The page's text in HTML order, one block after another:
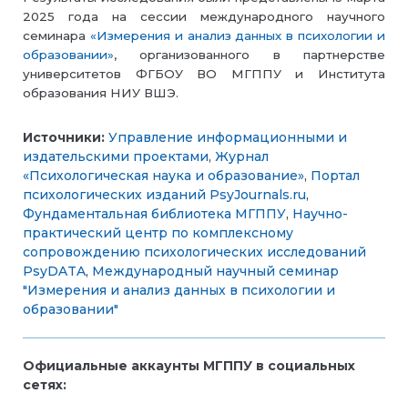
2025 года на сессии международного научного
семинара «Измерения и анализ данных в психологии и
образовании», организованного в партнерстве
университетов ФГБОУ ВО МГППУ и Института
образования НИУ ВШЭ.
Источники: Управление информационными и
издательскими проектами, Журнал
«Психологическая наука и образование», Портал
психологических изданий PsyJournals.ru,
Фундаментальная библиотека МГППУ, Научно-
практический центр по комплексному
сопровождению психологических исследований
PsyDATA, Международный научный семинар
"Измерения и анализ данных в психологии и
образовании"
Официальные аккаунты МГППУ в социальных
сетях: